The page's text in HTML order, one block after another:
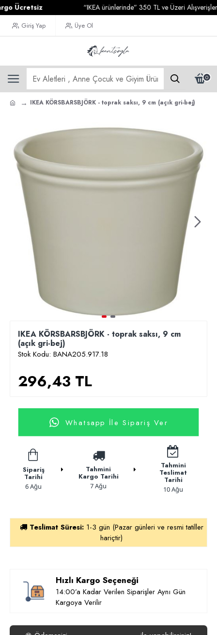
“IKEA ürünlerinde” 350 TL ve Üzeri
Giriş Yap Üye Ol
0
IKEA KÖRSBARSBJÖRK - toprak saksı, 9 cm (açık gri-bej)
IKEA KÖRSBARSBJÖRK - toprak saksı, 9 cm
(açık gri-bej)
Stok Kodu: BANA205.917.18
296,43 TL
Whatsapp İle Sipariş Ver
Sipariş
Tarihi
6 Ağu
Tahmini
Kargo Tarihi
7 Ağu
Tahmini
Teslimat
Tarihi
10 Ağu
Teslimat Süresi: 1-3 gün (Pazar günleri ve resmi tatiller
hariçtir)
Hızlı Kargo Seçeneği
14:00’a Kadar Verilen Siparişler Aynı Gün
Kargoya Verilir